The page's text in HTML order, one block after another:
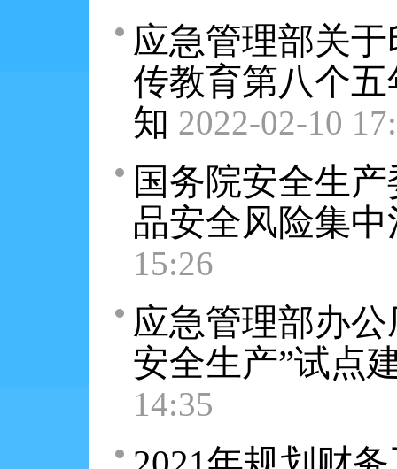
应急管理部关
传教育第八个
知 2022-02-10
国务院安全生
品安全风险集
15:26
应急管理部办
安全生产”试点
14:35